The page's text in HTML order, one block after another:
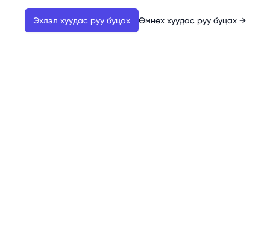
Эхлэл хуудас руу буцах Өмнөх хуудас руу буцах →